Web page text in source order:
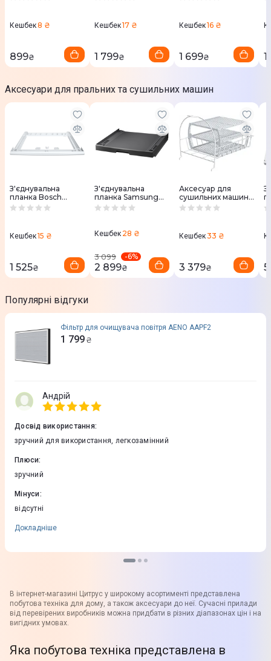
Кешбек8 ₴
899₴
Кешбек17 ₴
1 799₴
Кешбек16 ₴
1 699₴
Аксесуари для пральних та сушильних машин
З'єднувальна
планка Bosch
WTZ27410
Кешбек15 ₴
1 525₴
З'єднувальна
планка Samsung
SKK-UDX
Кешбек 28 ₴
3 099 -6%
2 899₴
Аксесуар для
сушильних машин
Bosch WMZ20600
Кешбек33 ₴
3 379₴ 5
Популярні відгуки
Фільтр для очищувача повітря AENO AAPF2
1 799 ₴
Андрій
Досвід використання:
зручний для використання, легкозамінний
Плюси:
зручний
Мінуси:
відсутні
Докладніше
В інтернет-магазині Цитрус у широкому асортименті представлена
побутова техніка для дому, а також аксесуари до неї. Сучасні прилади
від перевірених виробників можна придбати в різних діапазонах цін і на
вигідних умовах.
Яка побутова техніка представлена в